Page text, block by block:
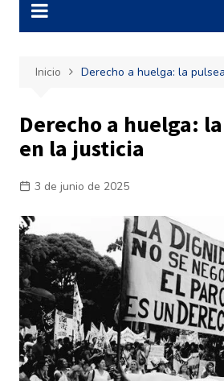
Inicio Derecho a huelga: la
Derecho a huelga:
en la justicia
3 de junio de 2025